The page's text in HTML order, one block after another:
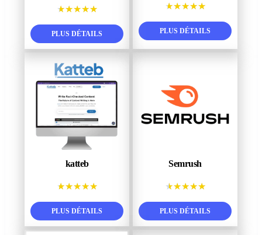
★
★
★
★
★
PLUS DÉTAILS
★
★
★
★
★
PLUS DÉTAILS
Semrush
★
★
★
★
★
PLUS DÉTAILS
katteb
★
★
★
★
★
PLUS DÉTAILS